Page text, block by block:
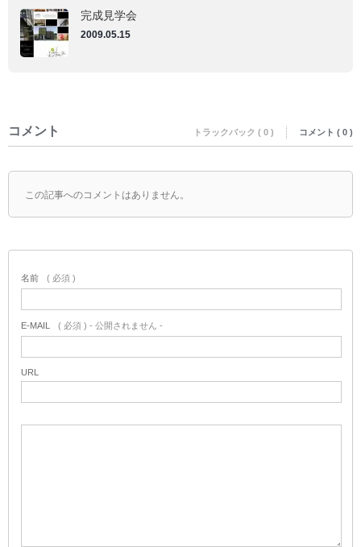
完成見学会
2009.05.15
コメント トラックバック ( 0 ) コメント ( 0 )
この記事へのコメントはありません。
名前 ( 必須 )
E-MAIL ( 必須 ) - 公開されません -
URL